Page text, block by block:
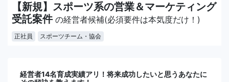
【新規】スポーツ系の営業＆マーケティング
受託案件 の経営者候補(必須要件は本気度だけ！)
正社員 スポーツチーム・協会
経営者14名育成実績アリ！将来成功したいと思うあなたに